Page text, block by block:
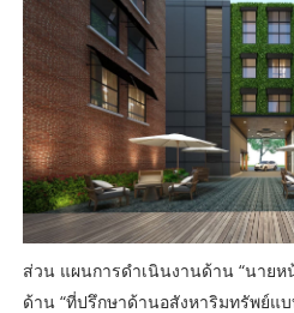
ส่วน แผนการดำเนินงานด้าน “นายห
ด้าน “ที่ปรึกษาด้านอสังหาริมทรัพย์แ